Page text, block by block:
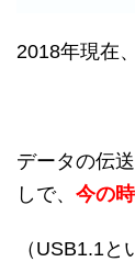
2018年現在、
データの伝
しで、 今の
（USB1.1